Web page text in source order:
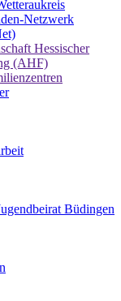
Netzwerk
Hessischer
(AHF)
Büdingen